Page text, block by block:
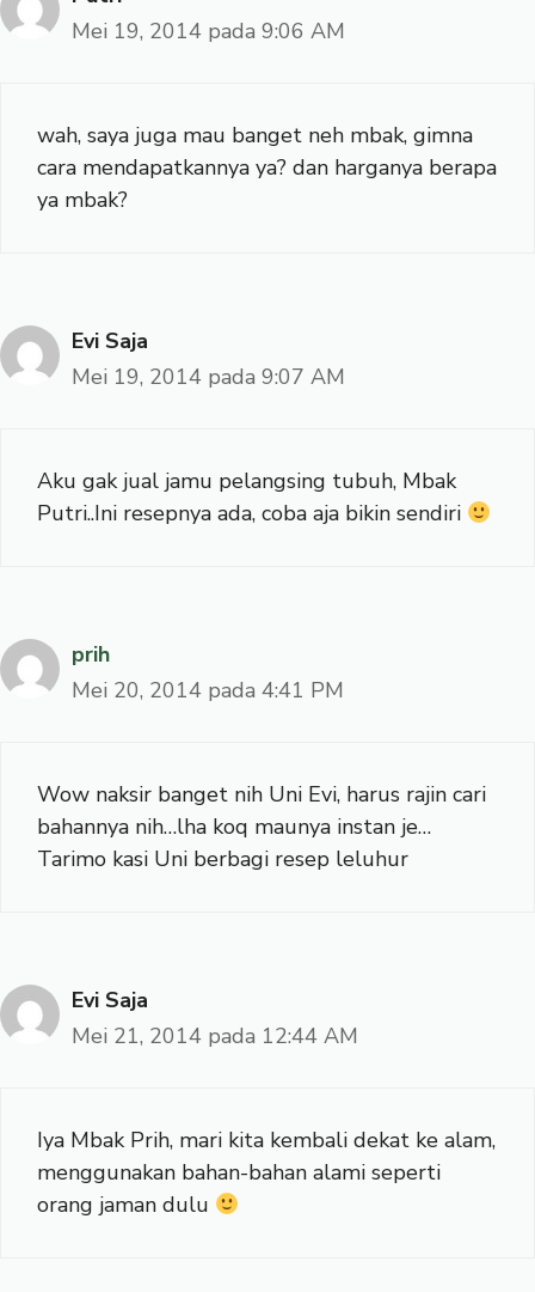
Mei 19, 2014 pada 9:06 AM
wah, saya juga mau banget neh mbak, gimna
cara mendapatkannya ya? dan harganya berapa
ya mbak?
Evi Saja
Mei 19, 2014 pada 9:07 AM
Aku gak jual jamu pelangsing tubuh, Mbak
Putri..Ini resepnya ada, coba aja bikin sendiri
prih
Mei 20, 2014 pada 4:41 PM
Wow naksir banget nih Uni Evi, harus rajin cari
bahannya nih…lha koq maunya instan je…
Tarimo kasi Uni berbagi resep leluhur
Evi Saja
Mei 21, 2014 pada 12:44 AM
Iya Mbak Prih, mari kita kembali dekat ke alam,
menggunakan bahan-bahan alami seperti
orang jaman dulu